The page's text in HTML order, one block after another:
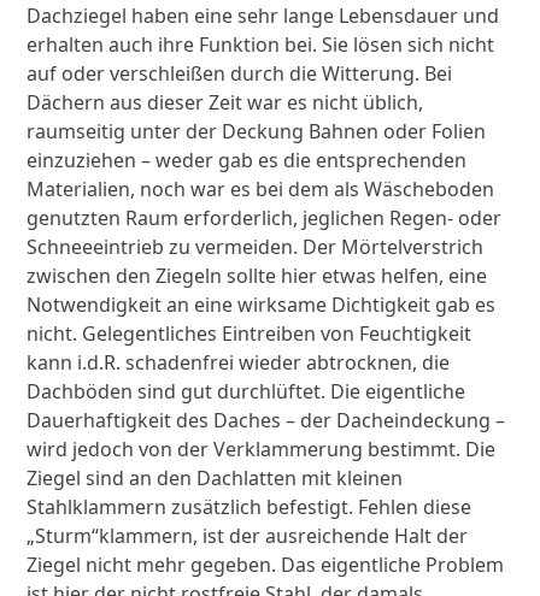
Dachziegel haben eine sehr lange Lebensdauer und
erhalten auch ihre Funktion bei. Sie lösen sich nicht
auf oder verschleißen durch die Witterung. Bei
Dächern aus dieser Zeit war es nicht üblich,
raumseitig unter der Deckung Bahnen oder Folien
einzuziehen – weder gab es die entsprechenden
Materialien, noch war es bei dem als Wäscheboden
genutzten Raum erforderlich, jeglichen Regen- oder
Schneeeintrieb zu vermeiden. Der Mörtelverstrich
zwischen den Ziegeln sollte hier etwas helfen, eine
Notwendigkeit an eine wirksame Dichtigkeit gab es
nicht. Gelegentliches Eintreiben von Feuchtigkeit
kann i.d.R. schadenfrei wieder abtrocknen, die
Dachböden sind gut durchlüftet. Die eigentliche
Dauerhaftigkeit des Daches – der Dacheindeckung –
wird jedoch von der Verklammerung bestimmt. Die
Ziegel sind an den Dachlatten mit kleinen
Stahlklammern zusätzlich befestigt. Fehlen diese
„Sturm“klammern, ist der ausreichende Halt der
Ziegel nicht mehr gegeben. Das eigentliche Problem